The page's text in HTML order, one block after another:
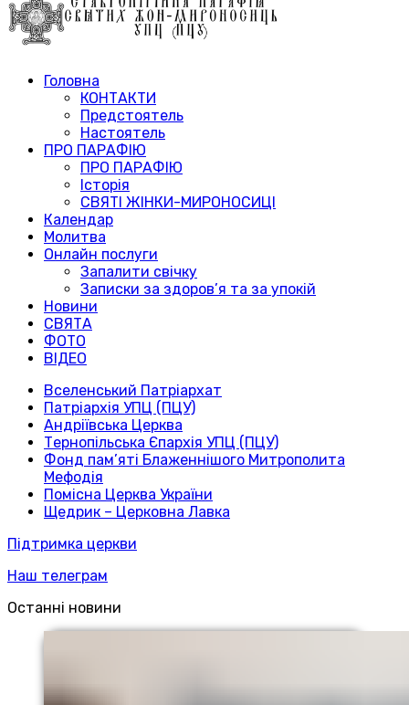
Головна
КОНТАКТИ
Предстоятель
Настоятель
ПРО ПАРАФІЮ
ПРО ПАРАФІЮ
Історія
СВЯТІ ЖІНКИ-МИРОНОСИЦІ
Календар
Молитва
Онлайн послуги
Запалити свічку
Записки за здоров’я та за упокій
Новини
СВЯТА
ФОТО
ВІДЕО
Вселенський Патріархат
Патріархія УПЦ (ПЦУ)
Андріївська Церква
Тернопільська Єпархія УПЦ (ПЦУ)
Фонд пам’яті Блаженнішого Митрополита
Мефодія
Помісна Церква України
Щедрик – Церковна Лавка
Підтримка церкви
Наш телеграм
Останні новини